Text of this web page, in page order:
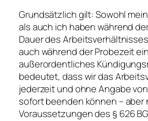
Grundsätzlich gilt: Sowohl
als auch ich haben während
Dauer des
auch während der Probezeit ein
außerordentliches
bedeutet, dass wir das
jederzeit und ohne Angabe
sofort beenden können – aber
Voraussetzungen des § 626